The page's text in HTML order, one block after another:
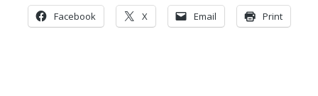
Facebook X Email Print